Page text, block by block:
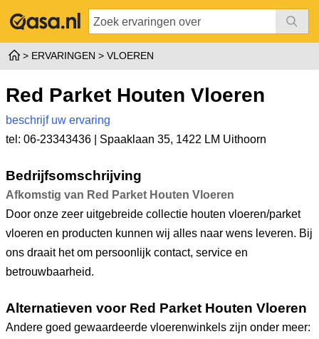
ERVARINGEN VLOEREN
Red Parket Houten Vloeren
beschrijf uw ervaring
tel: 06-23343436 | Spaaklaan 35, 1422 LM Uithoorn
Bedrijfsomschrijving
Afkomstig van Red Parket Houten Vloeren
Door onze zeer uitgebreide collectie houten vloeren/parket
vloeren en producten kunnen wij alles naar wens leveren. Bij
ons draait het om persoonlijk contact, service en
betrouwbaarheid.
Alternatieven voor Red Parket Houten Vloeren
Andere goed gewaardeerde vloerenwinkels zijn onder meer: